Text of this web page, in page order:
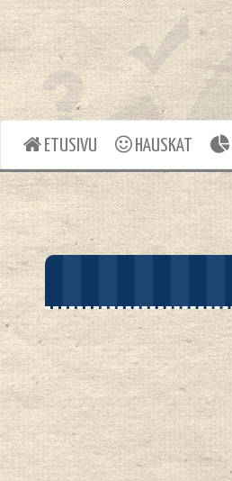
ETUSIVU HAUSKAT